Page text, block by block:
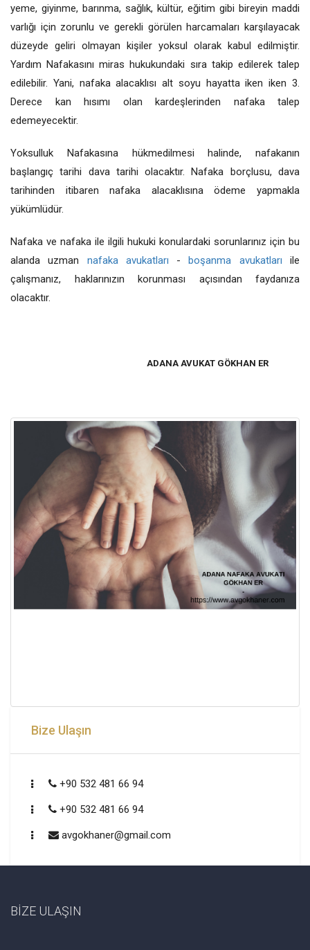
yeme, giyinme, barınma, sağlık, kültür, eğitim gibi bireyin maddi
varlığı için zorunlu ve gerekli görülen harcamaları karşılayacak
düzeyde geliri olmayan kişiler yoksul olarak kabul edilmiştir.
Yardım Nafakasını miras hukukundaki sıra takip edilerek talep
edilebilir. Yani, nafaka alacaklısı alt soyu hayatta iken iken 3.
Derece kan hısımı olan kardeşlerinden nafaka talep
edemeyecektir.
Yoksulluk Nafakasına hükmedilmesi halinde, nafakanın
başlangıç tarihi dava tarihi olacaktır. Nafaka borçlusu, dava
tarihinden itibaren nafaka alacaklısına ödeme yapmakla
yükümlüdür.
Nafaka ve nafaka ile ilgili hukuki konulardaki sorunlarınız için bu
alanda uzman nafaka avukatları -boşanma avukatları ile
çalışmanız, haklarınızın korunması açısından faydanıza
olacaktır.
ADANA AVUKAT GÖKHAN ER
Bize Ulaşın
+90 532 481 66 94
+90 532 481 66 94
avgokhaner@gmail.com
BİZE ULAŞIN